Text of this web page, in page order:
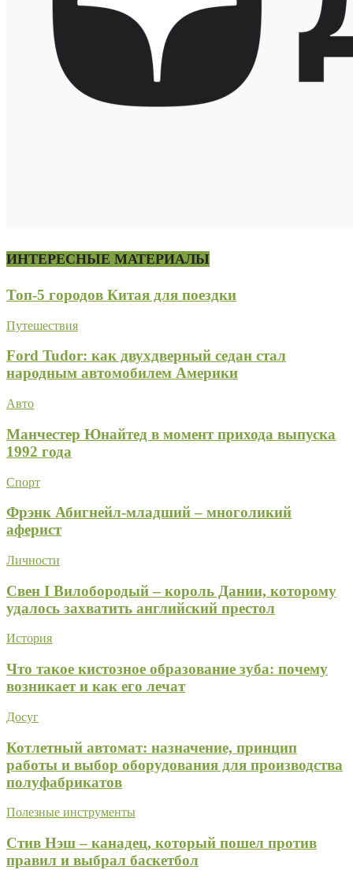
ИНТЕРЕСНЫЕ МАТЕРИАЛЫ
Топ-5 городов Китая для поездки
Путешествия
Ford Tudor: как двухдверный седан стал
народным автомобилем Америки
Авто
Манчестер Юнайтед в момент прихода выпуска
1992 года
Спорт
Фрэнк Абигнейл-младший – многоликий
аферист
Личности
Свен I Вилобородый – король Дании, которому
удалось захватить английский престол
История
Что такое кистозное образование зуба: почему
возникает и как его лечат
Досуг
Котлетный автомат: назначение, принцип
работы и выбор оборудования для производства
полуфабрикатов
Полезные инструменты
Стив Нэш – канадец, который пошел против
правил и выбрал баскетбол